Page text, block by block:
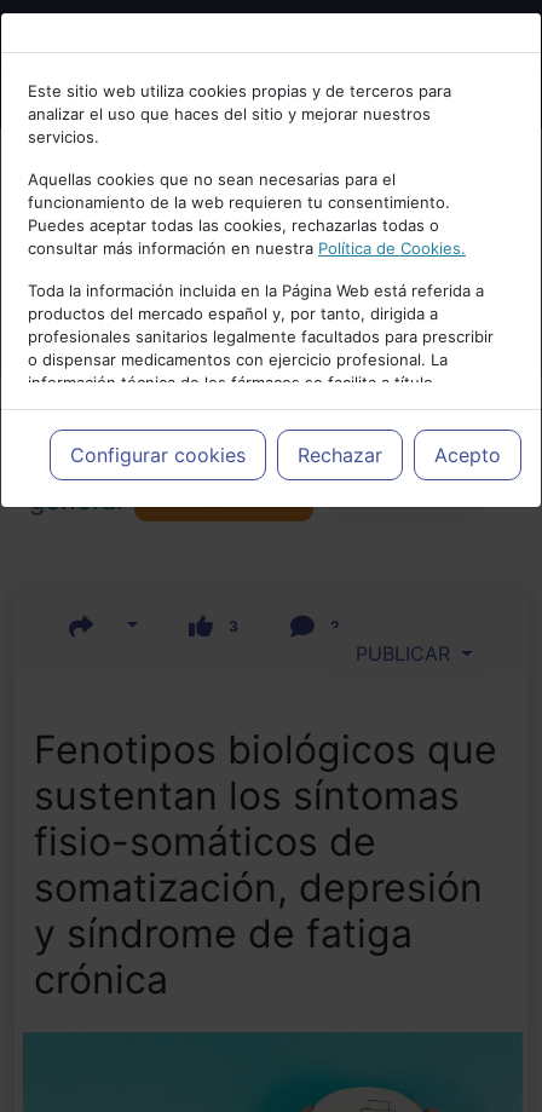
Bienvenid@ a psiquiatria.com
Escribe tu Email
Accede o regístrate con tu email.
Cancelar
Este sitio web utiliza cookies propias y de terceros para
analizar el uso que haces del sitio y mejorar nuestros
servicios.
Aquellas cookies que no sean necesarias para el
funcionamiento de la web requieren tu consentimiento.
Puedes aceptar todas las cookies, rechazarlas todas o
consultar más información en nuestra Política de Cookies.
Toda la información incluida en la Página Web está referida a
productos del mercado español y, por tanto, dirigida a
profesionales sanitarios legalmente facultados para prescribir
o dispensar medicamentos con ejercicio profesional. La
información técnica de los fármacos se facilita a título
meramente informativo, siendo responsabilidad de los
profesionales facultados prescribir medicamentos y decidir, en
cada caso concreto, el tratamiento más adecuado a las
necesidades del paciente.
Configurar cookies Rechazar Acepto
Actualidad y Artículos|Psiquiatría
general
3 2
PUBLICAR
Fenotipos biológicos que
sustentan los síntomas
fisio-somáticos de
somatización, depresión
y síndrome de fatiga
crónica